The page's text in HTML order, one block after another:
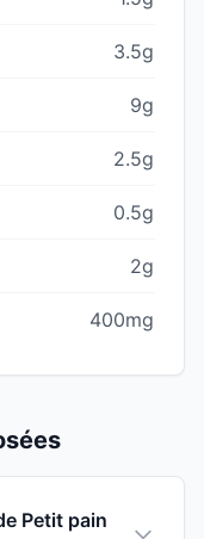
3.5g
9g
2.5g
0.5g
2g
400mg
Petit pain